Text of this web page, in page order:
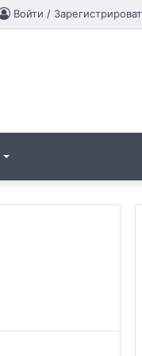
Войти /